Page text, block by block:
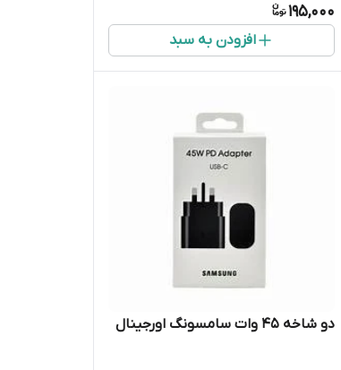
195,000
افزودن به سبد
دو شاخه 45 وات سامسونگ اورجینال